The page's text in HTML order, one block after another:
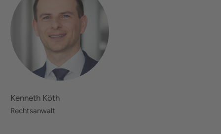
Kenneth Köth
Rechtsanwalt